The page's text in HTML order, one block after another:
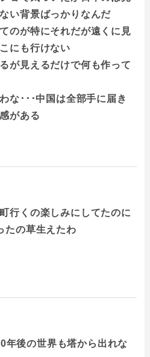
い背景ばっかりなんだ
のが特にそれだが遠くに見
にも行けない
が見えるだけで何も作って
な･･･中国は全部手に届き
がある
行くの楽しみにしてたのに
たの草生えたわ
年後の世界も塔から出れな